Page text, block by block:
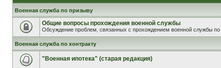
Военная служба по призыву
Общие вопросы прохождения военной службы
Обсуждение проблем, связанных с прохождением военной службы по
Военная служба по контракту
"Военная ипотека" (старая редакция)